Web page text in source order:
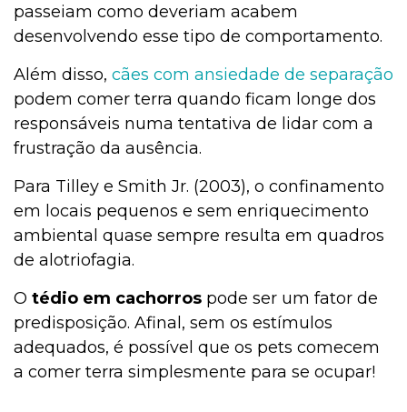
passeiam como deveriam acabem
desenvolvendo esse tipo de comportamento.
Além disso, cães com ansiedade de separação
podem comer terra quando ficam longe dos
responsáveis numa tentativa de lidar com a
frustração da ausência.
Para Tilley e Smith Jr. (2003), o confinamento
em locais pequenos e sem enriquecimento
ambiental quase sempre resulta em quadros
de alotriofagia.
O tédio em cachorros pode ser um fator de
predisposição. Afinal, sem os estímulos
adequados, é possível que os pets comecem
a comer terra simplesmente para se ocupar!